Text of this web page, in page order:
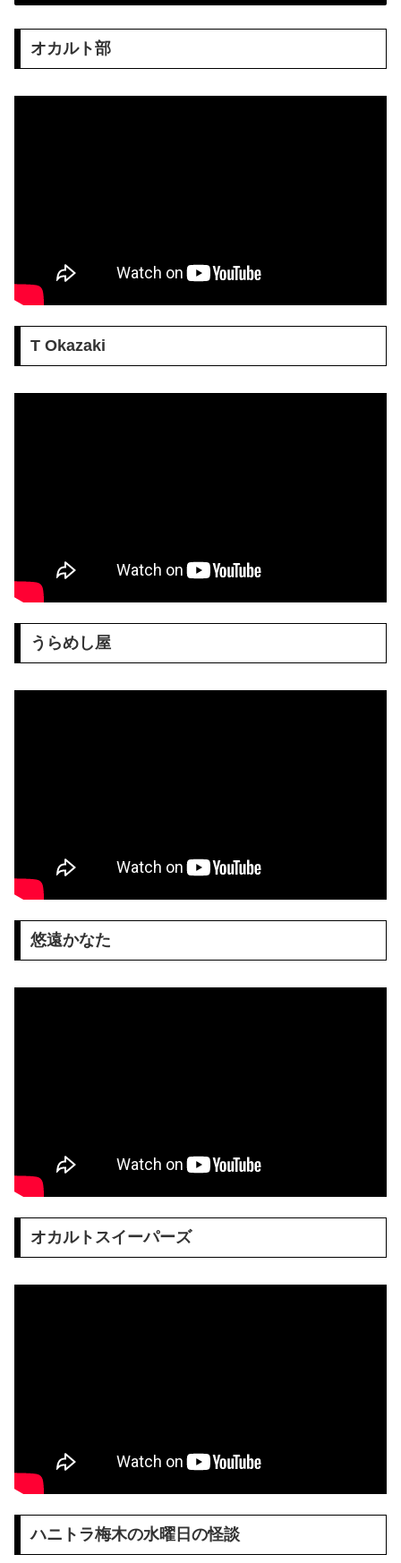
オカルト部
T Okazaki
うらめし屋
悠遠かなた
オカルトスイーパーズ
ハニトラ梅木の水曜日の怪談